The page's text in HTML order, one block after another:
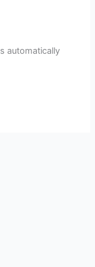
automatically